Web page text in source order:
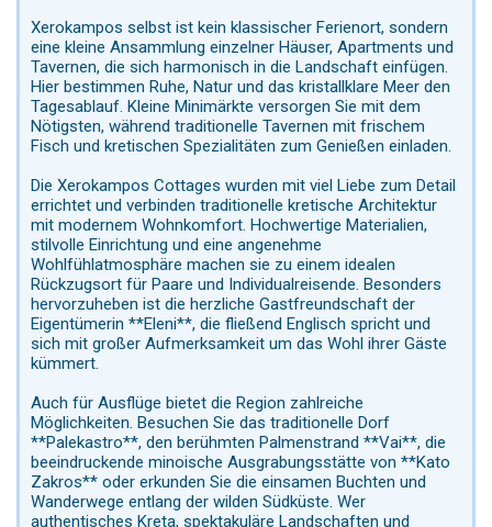
Xerokampos selbst ist kein klassischer Ferienort, sondern
eine kleine Ansammlung einzelner Häuser, Apartments und
Tavernen, die sich harmonisch in die Landschaft einfügen.
Hier bestimmen Ruhe, Natur und das kristallklare Meer den
Tagesablauf. Kleine Minimärkte versorgen Sie mit dem
Nötigsten, während traditionelle Tavernen mit frischem
Fisch und kretischen Spezialitäten zum Genießen einladen.
Die Xerokampos Cottages wurden mit viel Liebe zum Detail
errichtet und verbinden traditionelle kretische Architektur
mit modernem Wohnkomfort. Hochwertige Materialien,
stilvolle Einrichtung und eine angenehme
Wohlfühlatmosphäre machen sie zu einem idealen
Rückzugsort für Paare und Individualreisende. Besonders
hervorzuheben ist die herzliche Gastfreundschaft der
Eigentümerin **Eleni**, die fließend Englisch spricht und
sich mit großer Aufmerksamkeit um das Wohl ihrer Gäste
kümmert.
Auch für Ausflüge bietet die Region zahlreiche
Möglichkeiten. Besuchen Sie das traditionelle Dorf
**Palekastro**, den berühmten Palmenstrand **Vai**, die
beeindruckende minoische Ausgrabungsstätte von **Kato
Zakros** oder erkunden Sie die einsamen Buchten und
Wanderwege entlang der wilden Südküste. Wer
authentisches Kreta, spektakuläre Landschaften und